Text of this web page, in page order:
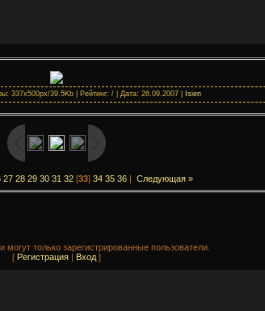
337x500px/39.5Kb | Рейтинг: / | Дата: 26.09.2007 | Isien
27 28 29 30 31 32 [33] 34 35 36 | Следующая »
могут только зарегистрированные пользователи.
[ Регистрация Вход ]